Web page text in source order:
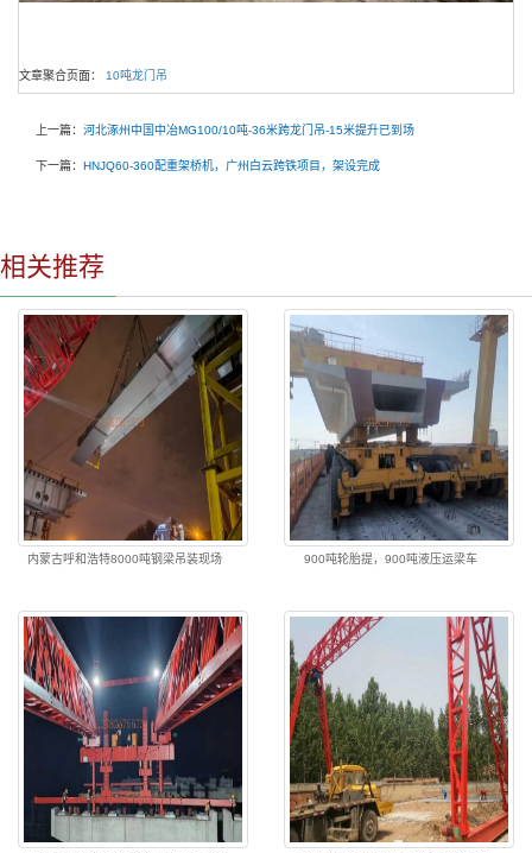
文章聚合页面： 10吨龙门吊
上一篇： 河北涿州中国中冶MG100/10吨-36米跨龙门吊-15米提升已到场
下一篇： HNJQ60-360配重架桥机，广州白云跨铁项目，架设完成
相关推荐
内蒙古呼和浩特8000吨钢梁吊装现场 900吨轮胎提，900吨液压运梁车